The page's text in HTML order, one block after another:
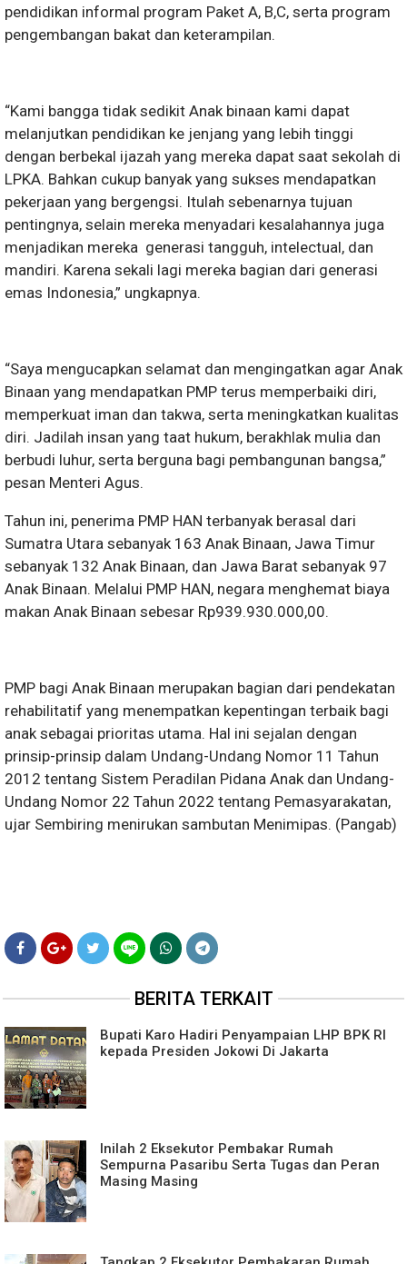
pendidikan informal program Paket A, B,C, serta program
pengembangan bakat dan keterampilan.
“Kami bangga tidak sedikit Anak binaan kami dapat
melanjutkan pendidikan ke jenjang yang lebih tinggi
dengan berbekal ijazah yang mereka dapat saat sekolah di
LPKA. Bahkan cukup banyak yang sukses mendapatkan
pekerjaan yang bergengsi. Itulah sebenarnya tujuan
pentingnya, selain mereka menyadari kesalahannya juga
menjadikan mereka generasi tangguh, intelectual, dan
mandiri. Karena sekali lagi mereka bagian dari generasi
emas Indonesia,” ungkapnya.
“Saya mengucapkan selamat dan mengingatkan agar Anak
Binaan yang mendapatkan PMP terus memperbaiki diri,
memperkuat iman dan takwa, serta meningkatkan kualitas
diri. Jadilah insan yang taat hukum, berakhlak mulia dan
berbudi luhur, serta berguna bagi pembangunan bangsa,”
pesan Menteri Agus.
Tahun ini, penerima PMP HAN terbanyak berasal dari
Sumatra Utara sebanyak 163 Anak Binaan, Jawa Timur
sebanyak 132 Anak Binaan, dan Jawa Barat sebanyak 97
Anak Binaan. Melalui PMP HAN, negara menghemat biaya
makan Anak Binaan sebesar Rp939.930.000,00.
PMP bagi Anak Binaan merupakan bagian dari pendekatan
rehabilitatif yang menempatkan kepentingan terbaik bagi
anak sebagai prioritas utama. Hal ini sejalan dengan
prinsip-prinsip dalam Undang-Undang Nomor 11 Tahun
2012 tentang Sistem Peradilan Pidana Anak dan Undang-
Undang Nomor 22 Tahun 2022 tentang Pemasyarakatan,
ujar Sembiring menirukan sambutan Menimipas. (Pangab)
BERITA TERKAIT
Bupati Karo Hadiri Penyampaian LHP BPK RI
kepada Presiden Jokowi Di Jakarta
Inilah 2 Eksekutor Pembakar Rumah
Sempurna Pasaribu Serta Tugas dan Peran
Masing Masing